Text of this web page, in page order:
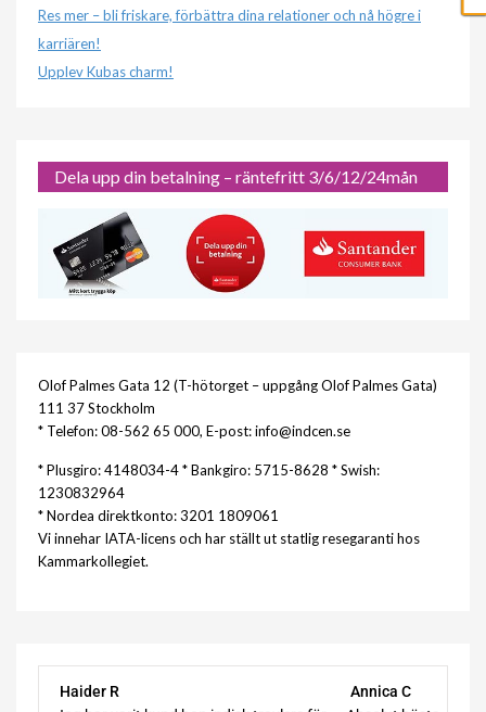
Res mer – bli friskare, förbättra dina relationer och nå högre i
karriären!
Upplev Kubas charm!
Dela upp din betalning – räntefritt 3/6/12/24mån
Olof Palmes Gata 12 (T-hötorget – uppgång Olof Palmes Gata)
111 37 Stockholm
* Telefon: 08-562 65 000, E-post: info@indcen.se
* Plusgiro: 4148034-4 * Bankgiro: 5715-8628 * Swish:
1230832964
* Nordea direktkonto: 3201 1809061
Vi innehar IATA-licens och har ställt ut statlig resegaranti hos
Kammarkollegiet.